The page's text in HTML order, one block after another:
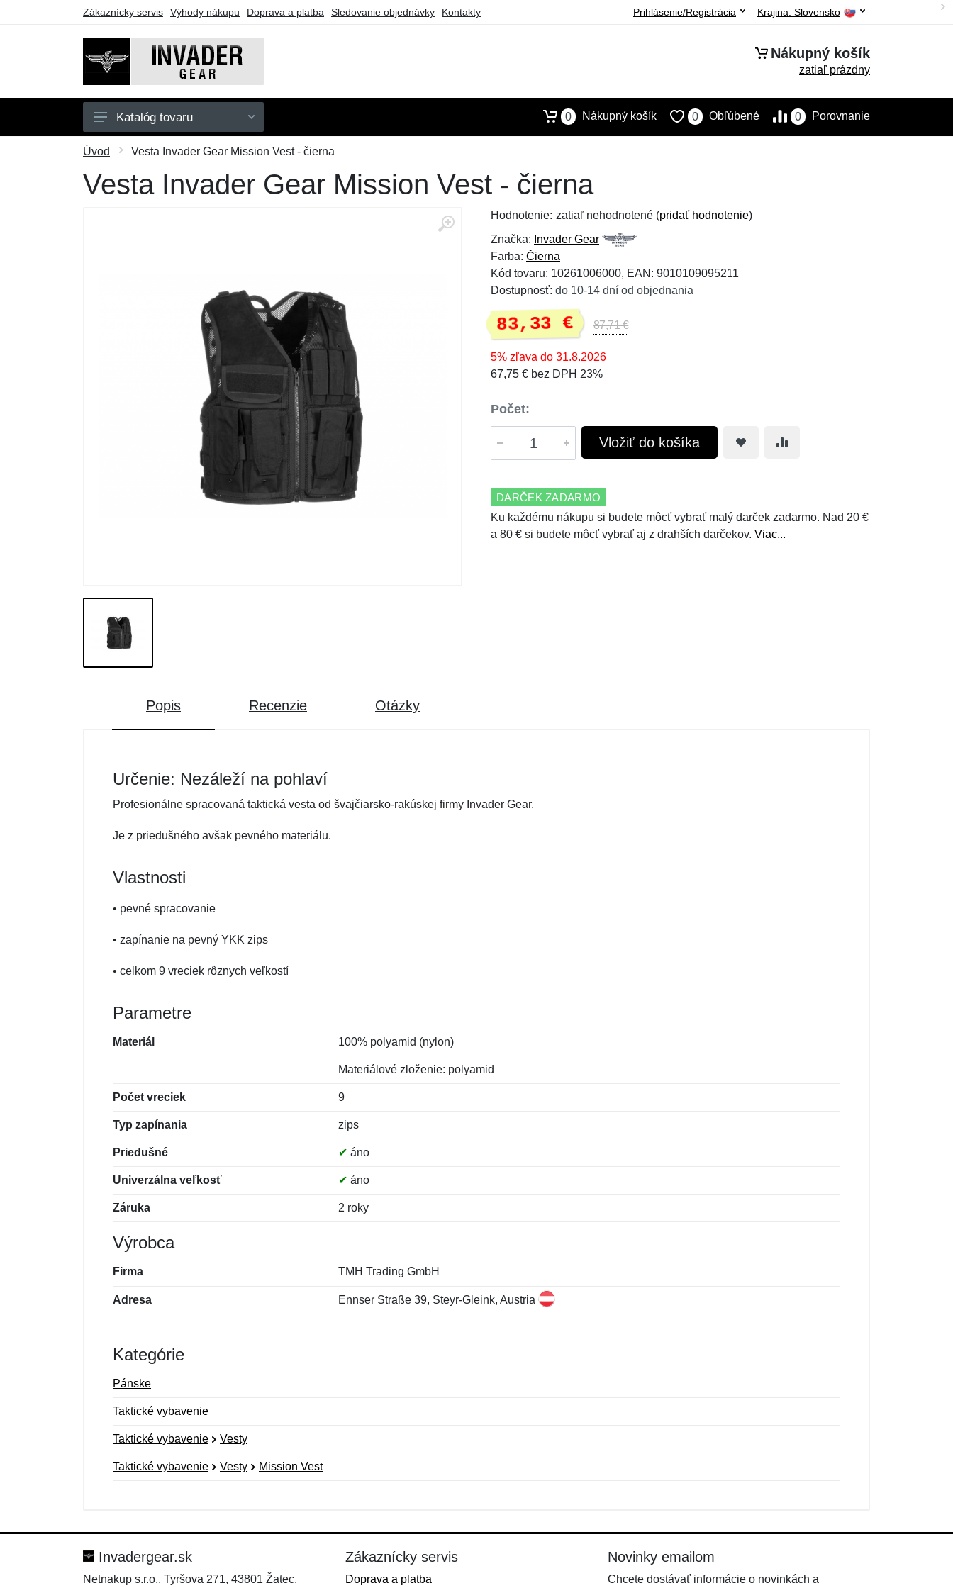
Zákaznícky servis Výhody nákupu Doprava a platba Sledovanie objednávky Kontakty Krajina: Slovensko
Prihlásenie/Registrácia
Nákupný košík
zatiaľ prázdny
Pánske
Doplnky
Katalóg tovaru 0 Porovnanie
0 Obľúbené
0 Nákupný košík
Úvod Vesta Invader Gear Mission Vest - čierna
Vesta Invader Gear Mission Vest - čierna
Hodnotenie: zatiaľ nehodnotené (pridať hodnotenie)
Značka: Invader Gear
Farba: Čierna
Kód tovaru: 10261006000, EAN: 9010109095211
Dostupnosť: do 10-14 dní od objednania
83,33 € 87,71 €
5% zľava do 31.8.2026
67,75 € bez DPH 23%
Počet:
Vložiť do košíka
DARČEK ZADARMO
Ku každému nákupu si budete môcť vybrať malý darček zadarmo. Nad 20 €
a 80 € si budete môcť vybrať aj z drahších darčekov. Viac...
Popis Recenzie Otázky
Určenie: Nezáleží na pohlaví
Profesionálne spracovaná taktická vesta od švajčiarsko-rakúskej firmy Invader Gear.
Je z priedušného avšak pevného materiálu.
Vlastnosti
• pevné spracovanie
• zapínanie na pevný YKK zips
• celkom 9 vreciek rôznych veľkostí
Parametre
Materiál 100% polyamid (nylon)
Materiálové zloženie: polyamid
Počet vreciek 9
Typ zapínania zips
Priedušné ✔ áno
Univerzálna veľkosť ✔ áno
Záruka 2 roky
Výrobca
Firma TMH Trading GmbH
Adresa Ennser Straße 39, Steyr-Gleink, Austria
Kategórie
Pánske
Taktické vybavenie
Taktické vybavenie Vesty
Taktické vybavenie Vesty Mission Vest
Invadergear.sk
Netnakup s.r.o., Tyršova 271, 43801 Žatec,
Zákaznícky servis
Doprava a platba
Novinky emailom
Chcete dostávať informácie o novinkách a